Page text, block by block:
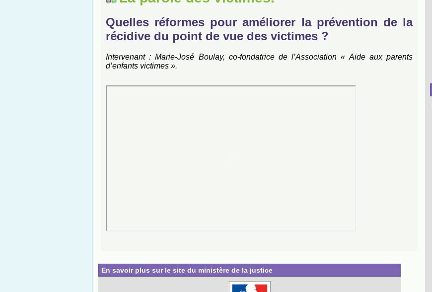
Quelles réformes pour améliorer la prévention de la
récidive du point de vue des victimes ?
Intervenant : Marie-José Boulay, co-fondatrice de l’Association « Aide aux parents
d’enfants victimes ».
En savoir plus sur le site du ministère de la justice